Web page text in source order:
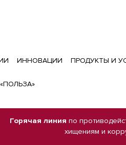
ИННОВАЦИИ ПРОДУКТЫ И
Горячая линия по
хищениям и